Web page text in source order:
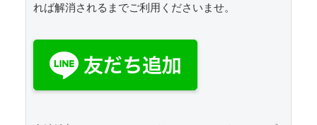
れば解消されるまでご利用くださいませ。